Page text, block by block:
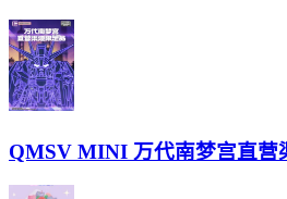
QMSV MINI 万代南梦宫直营